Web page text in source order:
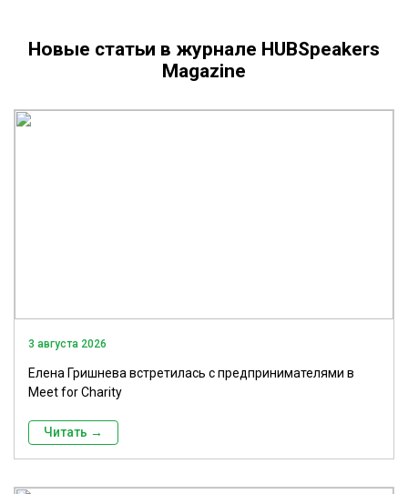
Новые статьи в журнале HUBSpeakers
Magazine
3 августа 2026
Елена Гришнева встретилась с предпринимателями в
Meet for Charity
Читать →